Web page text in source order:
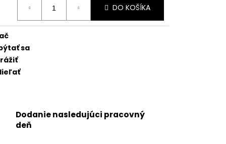
DO KOŠÍKA
sa
Dodanie nasledujúci pracovný
deň